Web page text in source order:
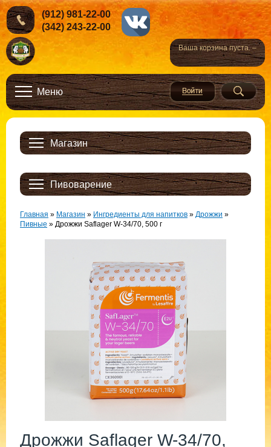
Ваша корзина пуста. –
(912) 981-22-00
(342) 243-22-00
Меню
Магазин
Пивоварение
Главная » Магазин » Ингредиенты для напитков » Дрожжи »
Пивные » Дрожжи Saflager W-34/70, 500 г
Дрожжи Saflager W-34/70,